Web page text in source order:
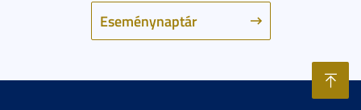
Eseménynaptár